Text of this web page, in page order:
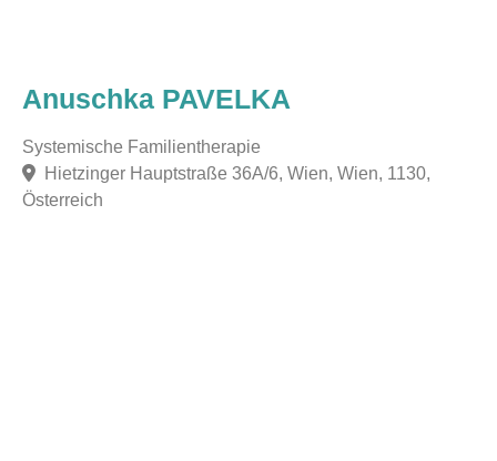
Anuschka PAVELKA
Systemische Familientherapie
Hietzinger Hauptstraße 36A/6, Wien, Wien, 1130,
Österreich